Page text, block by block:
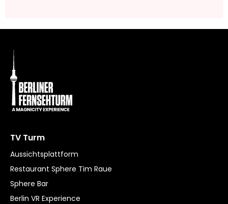
TV Turm
Aussichtsplattform
Restaurant Sphere Tim Raue
Sphere Bar
Berlin VR Experience